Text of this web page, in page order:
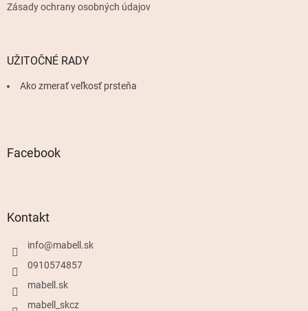
Zásady ochrany osobných údajov
UŽITOČNÉ RADY
Ako zmerať veľkosť prsteňa
Facebook
Kontakt
info@mabell.sk
0910574857
mabell.sk
mabell_skcz